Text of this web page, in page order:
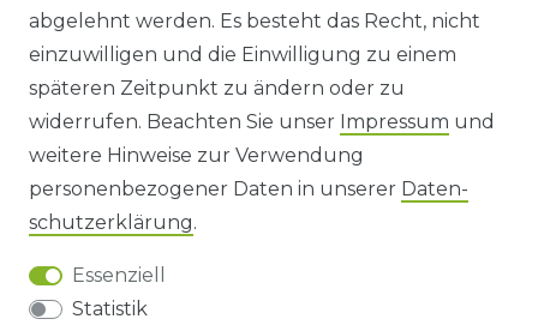
HINWEISE ZUR BATTERIEENTSORGUNG
IMPRESSUM
AGB UND KUNDENINFORMATIONEN
DATENSCHUTZERKLÄRUNG
BARRIEREFREIHEIT
abgelehnt werden. Es besteht das Recht, nicht
einzuwilligen und die Einwilligung zu einem
späteren Zeitpunkt zu ändern oder zu
widerrufen. Beachten Sie unser Impressum und
weitere Hinweise zur Verwendung
personenbezogener Daten in unserer Daten­
schutz­erklärung.
Essenziell
Statistik